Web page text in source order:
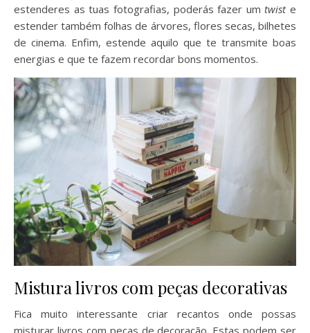
estenderes as tuas fotografias, poderás fazer umtwiste
estender também folhas de árvores, flores secas, bilhetes
de cinema. Enfim, estende aquilo que te transmite boas
energias e que te fazem recordar bons momentos.
Mistura livros com peças decorativas
Fica muito interessante criar recantos onde possas
misturar livros com peças de decoração. Estas podem ser